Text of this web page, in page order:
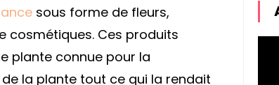
sous forme de fleurs,
cosmétiques. Ces produits
plante connue pour la
la plante tout ce qui la rendait